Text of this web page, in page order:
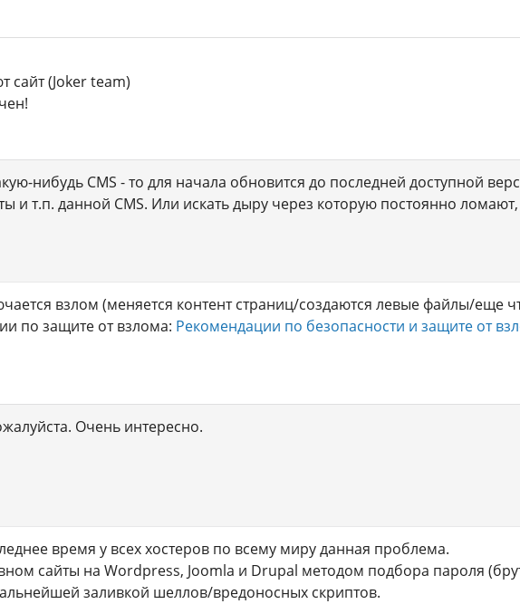
сайт (Joker team)
нибудь CMS - то для начала обновится до последней доступной
и т.п. данной CMS. Или искать дыру через которую постоянно
взлом (меняется контент страниц/создаются левые файлы/еще
по защите от взлома: Рекомендации по безопасности и защите от
Очень интересно.
время у всех хостеров по всему миру данная проблема.
сайты на Wordpress, Joomla и Drupal методом подбора пароля
заливкой шеллов/вредоносных скриптов.